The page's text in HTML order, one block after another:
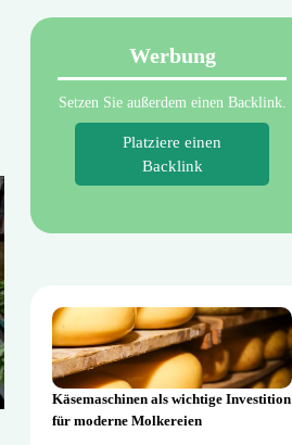
Werbung
Setzen Sie außerdem einen Backlink.
Platziere einen
Backlink
Käsemaschinen als wichtige Investition
für moderne Molkereien